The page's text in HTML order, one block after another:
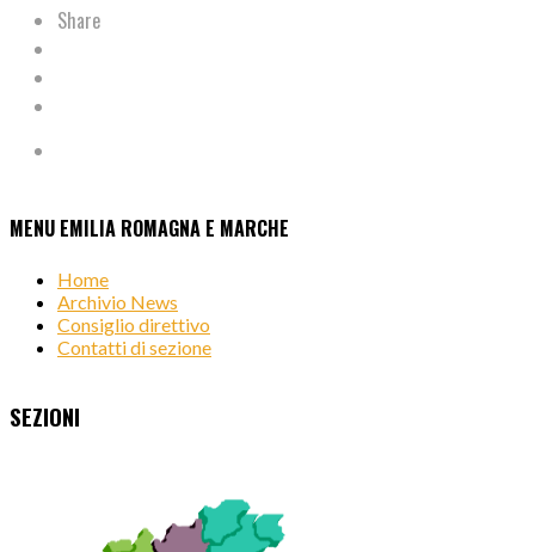
Share
MENU EMILIA ROMAGNA E MARCHE
Home
Archivio News
Consiglio direttivo
Contatti di sezione
SEZIONI